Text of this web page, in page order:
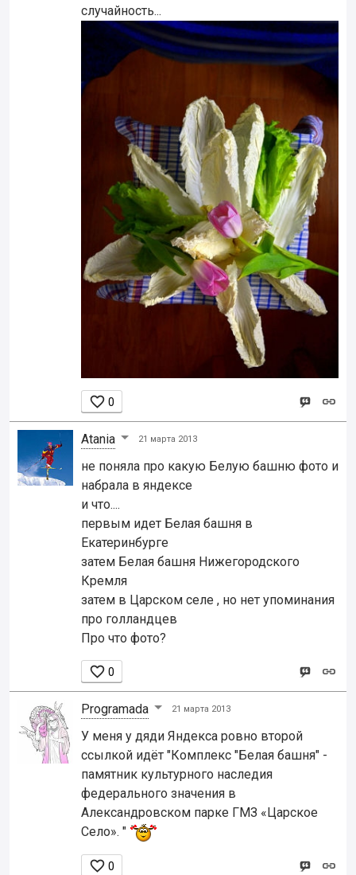
случайность...
 0
Atania 21 марта 2013
не поняла про какую Белую башню фото и
набрала в яндексе
и что....
первым идет Белая башня в
Екатеринбурге
затем Белая башня Нижегородского
Кремля
затем в Царском селе , но нет упоминания
про голландцев
Про что фото?
 0
Programada 21 марта 2013
У меня у дяди Яндекса ровно второй
ссылкой идёт "Комплекс "Белая башня" -
памятник культурного наследия
федерального значения в
Александровском парке ГМЗ «Царское
Село». "
 0